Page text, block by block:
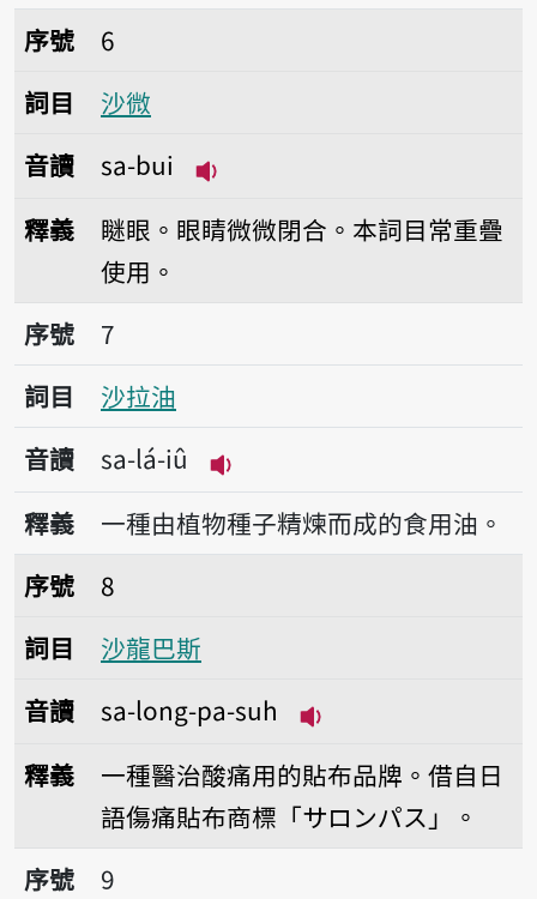
序號6沙微
序號
6
詞目
沙微
音讀
sa-bui
釋義
瞇眼。眼睛微微閉合。本詞目常重疊
使用。
序號7沙拉油
序號
7
詞目
沙拉油
音讀
sa-lá-iû
播放音讀sa-lá-iû
釋義
一種由植物種子精煉而成的食用油。
序號8沙龍巴斯
序號
8
詞目
沙龍巴斯
音讀
sa-long-pa-suh
釋義
一種醫治酸痛用的貼布品牌。借自日
語傷痛貼布商標「サロンパス」。
序號9沙茶
序號 9